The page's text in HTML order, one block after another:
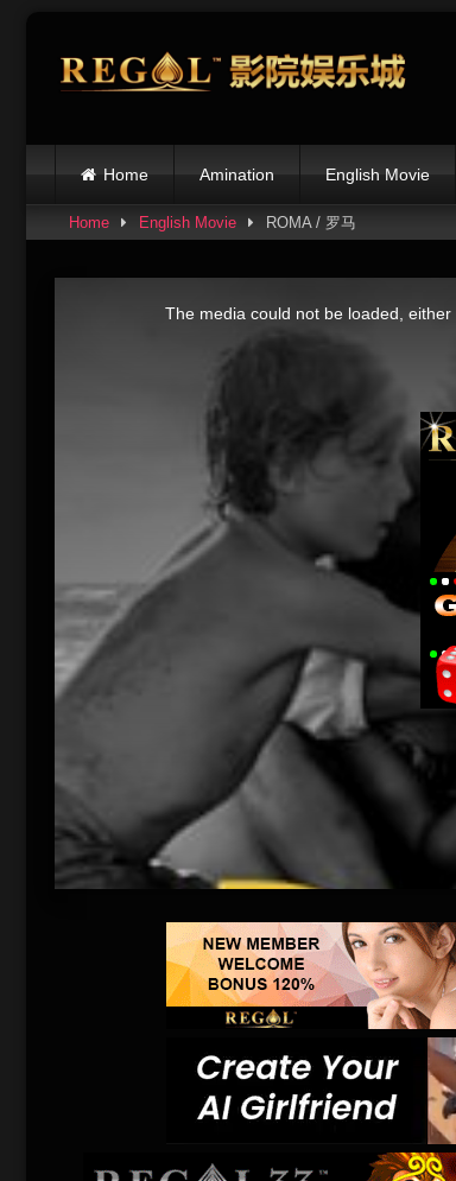
content
Home Amination English Movie
Home English Movie ROMA / 罗马
The media could not be loaded,